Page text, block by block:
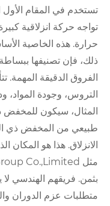
تستخدم في المقام الأول
تواجه حركة انزلاقية
حرارة. هذه الخاصية
ذلك، فإن تصنيفها
الفروق الدقيقة المهمة.
التروس، وجودة المواد،
المثال، سيكون للمخفض
طبيعي من المخفض ذي
الانزلاق. هذا هو
بثمن. فريقهم الهندسي
متطلبات عزم الدوران